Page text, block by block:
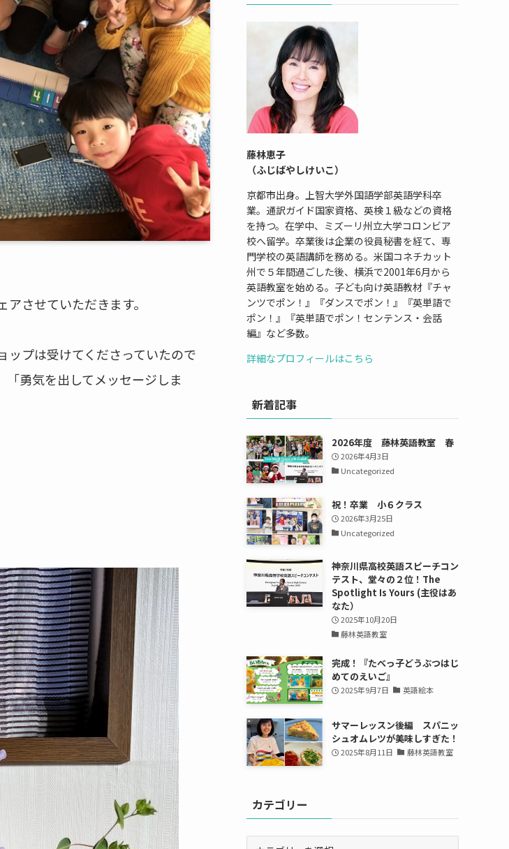
させていただきます。
ップは受けてくださっていたので
勇気を出してメッセージしま
藤林恵子
（ふじばやしけいこ）
京都市出身。上智大学外国語学部英語学科卒
業。通訳ガイド国家資格、英検１級などの資格
を持つ。在学中、ミズーリ州立大学コロンビア
校へ留学。卒業後は企業の役員秘書を経て、専
門学校の英語講師を務める。米国コネチカット
州で５年間過ごした後、横浜で2001年6月から
英語教室を始める。子ども向け英語教材『チャ
ンツでポン！』『ダンスでポン！』『英単語で
ポン！』『英単語でポン！センテンス・会話
編』など多数。
詳細なプロフィールはこちら
新着記事
2026年度 藤林英語教室 春
2026年4月3日
Uncategorized
祝！卒業 小６クラス
2026年3月25日
Uncategorized
神奈川県高校英語スピーチコン
テスト、堂々の２位！The
Spotlight Is Yours (主役はあ
なた）
2025年10月20日
藤林英語教室
完成！『たべっ子どうぶつはじ
めてのえいご』
2025年9月7日 英語絵本
サマーレッスン後編 スパニッ
シュオムレツが美味しすぎた！
2025年8月11日 藤林英語教室
カテゴリー